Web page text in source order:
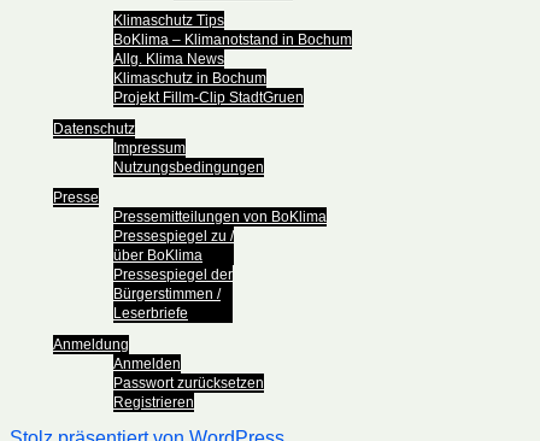
Klimaschutz Tips
BoKlima – Klimanotstand in Bochum
Allg. Klima News
Klimaschutz in Bochum
Projekt Fillm-Clip StadtGruen
Datenschutz
Impressum
Nutzungsbedingungen
Presse
Pressemitteilungen von BoKlima
Pressespiegel zu /
über BoKlima
Pressespiegel der
Bürgerstimmen /
Leserbriefe
Anmeldung
Anmelden
Passwort zurücksetzen
Registrieren